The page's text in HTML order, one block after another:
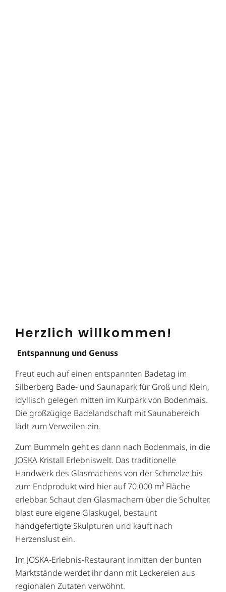
Herzlich willkommen!
Entspannung und Genuss
Freut euch auf einen entspannten Badetag im
Silberberg Bade- und Saunapark für Groß und Klein,
idyllisch gelegen mitten im Kurpark von Bodenmais.
Die großzügige Badelandschaft mit Saunabereich
lädt zum Verweilen ein.
Zum Bummeln geht es dann nach Bodenmais, in die
JOSKA Kristall Erlebniswelt. Das traditionelle
Handwerk des Glasmachens von der Schmelze bis
zum Endprodukt wird hier auf 70.000 m² Fläche
erlebbar. Schaut den Glasmachern über die Schulter,
blast eure eigene Glaskugel, bestaunt
handgefertigte Skulpturen und kauft nach
Herzenslust ein.
Im JOSKA-Erlebnis-Restaurant inmitten der bunten
Marktstände werdet ihr dann mit Leckereien aus
regionalen Zutaten verwöhnt.